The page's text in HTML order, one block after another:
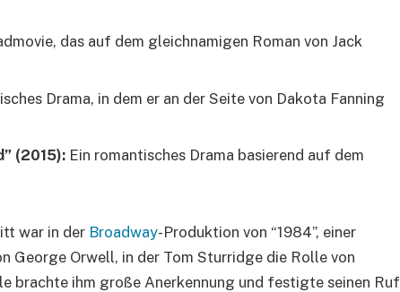
das auf dem gleichnamigen Roman von Jack
Drama, in dem er an der Seite von Dakota Fanning
(2015): Ein romantisches Drama basierend auf dem
war in der Broadway-Produktion von “1984”, einer
George Orwell, in der Tom Sturridge die Rolle von
brachte ihm große Anerkennung und festigte seinen Ruf